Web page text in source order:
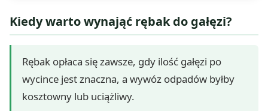
Kiedy warto wynająć rębak do gałęzi?
Rębak opłaca się zawsze, gdy ilość gałęzi po
wycince jest znaczna, a wywóz odpadów byłby
kosztowny lub uciążliwy.